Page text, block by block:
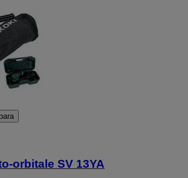
orbitale SV 13YA